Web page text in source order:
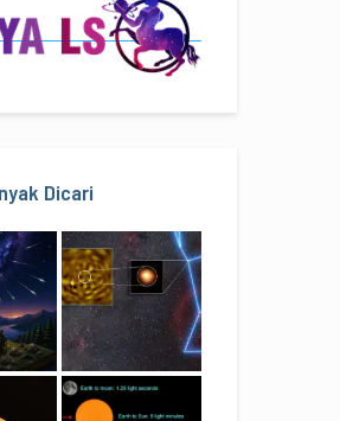
Dicari